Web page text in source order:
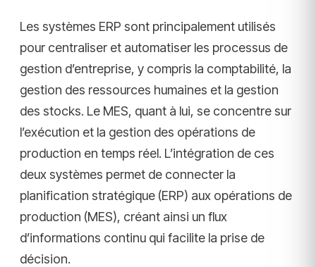
Les systèmes ERP sont principalement utilisés
pour centraliser et automatiser les processus de
gestion d’entreprise, y compris la comptabilité, la
gestion des ressources humaines et la gestion
des stocks. Le MES, quant à lui, se concentre sur
l’exécution et la gestion des opérations de
production en temps réel. L’intégration de ces
deux systèmes permet de connecter la
planification stratégique (ERP) aux opérations de
production (MES), créant ainsi un flux
d’informations continu qui facilite la prise de
décision.